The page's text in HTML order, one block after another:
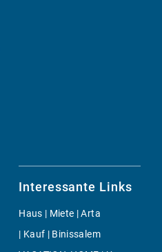
Interessante Links
Haus | Miete | Arta
| Kauf | Binissalem